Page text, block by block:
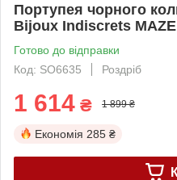
Портупея чорного
Bijoux Indiscrets
Готово до відправки
Код: SO6635
Роздріб
1 614 ₴ 1 899 ₴
Економія 285 ₴